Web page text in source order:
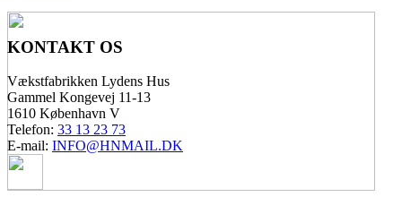
KONTAKT OS
Vækstfabrikken Lydens Hus
Gammel Kongevej 11-13
1610 København V
Telefon: 33 13 23 73
E-mail: INFO@HNMAIL.DK